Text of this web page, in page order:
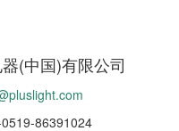
(中国)有限公司
86391024